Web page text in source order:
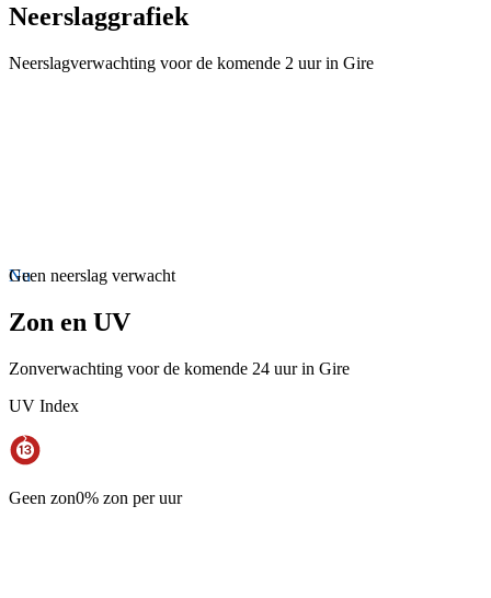
Neerslaggrafiek
Neerslagverwachting voor de komende 2 uur in Gire
Nu
Geen neerslag verwacht
Zon en UV
Zonverwachting voor de komende 24 uur in Gire
UV Index
Geen zon0% zon per uur